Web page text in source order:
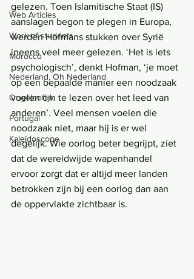
Web Articles
Work of students
Morocco
Nederland, Oh Nederland
Ongelooflijk
Portugal
Kaleidoscope
gelezen. Toen Islamitische Staat (IS)
aanslagen begon te plegen in Europa,
werden Hofmans stukken over Syrië
ineens veel meer gelezen. ‘Het is iets
psychologisch’, denkt Hofman, ‘je moet
op een bepaalde manier een noodzaak
voelen om te lezen over het leed van
anderen’. Veel mensen voelen die
noodzaak niet, maar hij is er wel
degelijk. Wie oorlog beter begrijpt, ziet
dat de wereldwijde wapenhandel
ervoor zorgt dat er altijd meer landen
betrokken zijn bij een oorlog dan aan
de oppervlakte zichtbaar is.